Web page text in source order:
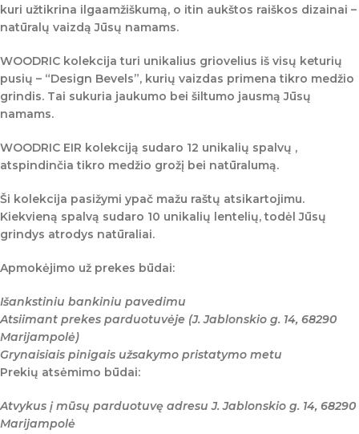
kuri užtikrina ilgaamžiškumą, o itin aukštos raiškos dizainai –
natūralų vaizdą Jūsų namams.
WOODRIC kolekcija turi unikalius griovelius iš visų keturių
pusių – “Design Bevels”, kurių vaizdas primena tikro medžio
grindis. Tai sukuria jaukumo bei šiltumo jausmą Jūsų
namams.
WOODRIC EIR kolekciją sudaro 12 unikalių spalvų ,
atspindinčia tikro medžio grožį bei natūralumą.
Ši kolekcija pasižymi ypač mažu raštų atsikartojimu.
Kiekvieną spalvą sudaro 10 unikalių lentelių, todėl Jūsų
grindys atrodys natūraliai.
Apmokėjimo už prekes būdai:
Išankstiniu bankiniu pavedimu
Atsiimant prekes parduotuvėje (J. Jablonskio g. 14, 68290
Marijampolė)
Grynaisiais pinigais užsakymo pristatymo metu
Prekių atsėmimo būdai:
Atvykus į mūsų parduotuvę adresu J. Jablonskio g. 14, 68290
Marijampolė